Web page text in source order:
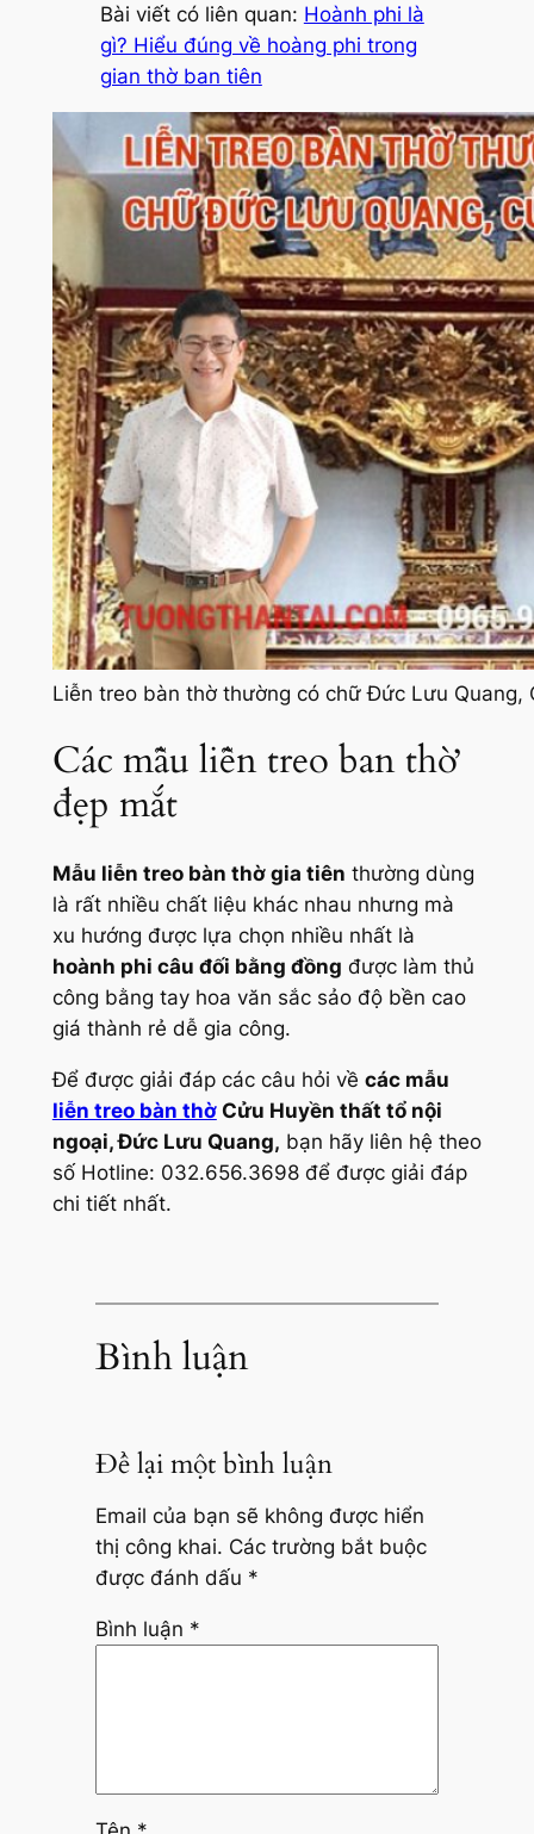
Bài viết có liên quan: Hoành phi là
gì? Hiểu đúng về hoàng phi trong
gian thờ ban tiên
Liễn treo bàn thờ thường có chữ Đức Lưu Quang,
Các mẫu liễn treo ban thờ
đẹp mắt
Mẫu liễn treo bàn thờ gia tiên thường dùng
là rất nhiều chất liệu khác nhau nhưng mà
xu hướng được lựa chọn nhiều nhất là
hoành phi câu đối bằng đồng được làm thủ
công bằng tay hoa văn sắc sảo độ bền cao
giá thành rẻ dễ gia công.
Để được giải đáp các câu hỏi về các mẫu
liễn treo bàn thờCửu Huyền thất tổ nội
ngoại, Đức Lưu Quang, bạn hãy liên hệ theo
số Hotline: 032.656.3698 để được giải đáp
chi tiết nhất.
Bình luận
Để lại một bình luận
Email của bạn sẽ không được hiển
thị công khai. Các trường bắt buộc
được đánh dấu *
Bình luận *